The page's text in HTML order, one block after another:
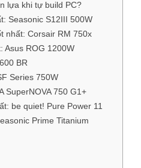
lựa khi tự build PC?
Seasonic S12III 500W
nhất: Corsair RM 750x
Asus ROG 1200W
BR
Series 750W
SuperNOVA 750 G1+
be quiet! Pure Power 11
Prime Titanium